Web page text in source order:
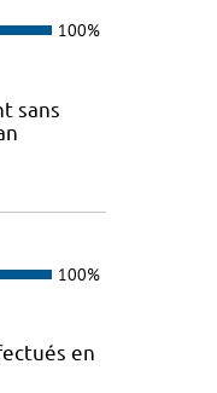
100%
sans
100%
en